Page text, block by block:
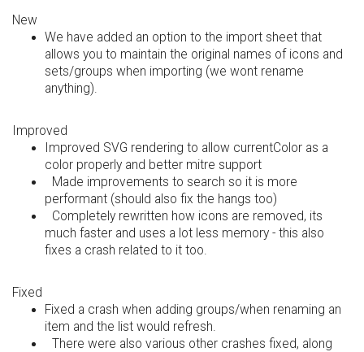
New
We have added an option to the import sheet that
allows you to maintain the original names of icons and
sets/groups when importing (we wont rename
anything).
Improved
Improved SVG rendering to allow currentColor as a
color properly and better mitre support
Made improvements to search so it is more
performant (should also fix the hangs too)
Completely rewritten how icons are removed, its
much faster and uses a lot less memory - this also
fixes a crash related to it too.
Fixed
Fixed a crash when adding groups/when renaming an
item and the list would refresh.
There were also various other crashes fixed, along